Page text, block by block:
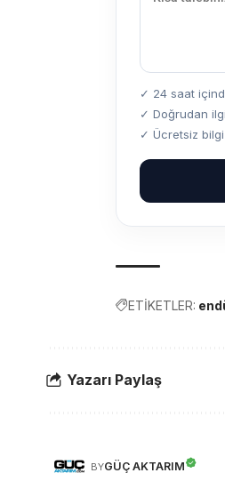
✓ 24 saat
✓ Doğrudan
✓ Ücretsiz
ETİKETLER:
Yazarı Paylaş
BYGÜÇ AKTARIM